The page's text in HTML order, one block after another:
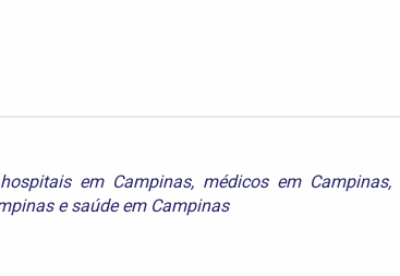
hospitais em Campinas, médicos em Campinas,
esaúde em Campinas